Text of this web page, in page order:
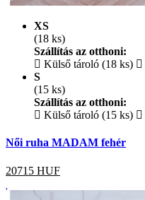
XS
(18 ks)
Szállítás az otthoni:
Külső tároló (18 ks)
S
(15 ks)
Szállítás az otthoni:
Külső tároló (15 ks)
Női ruha MADAM fehér
20715 HUF